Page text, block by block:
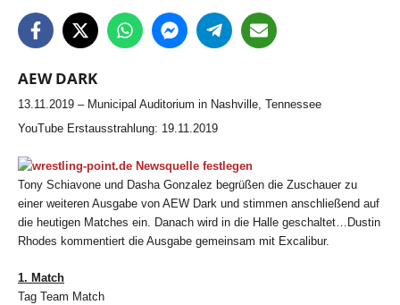
AEW DARK
13.11.2019 – Municipal Auditorium in Nashville, Tennessee
YouTube Erstausstrahlung: 19.11.2019
Tony Schiavone und Dasha Gonzalez begrüßen die Zuschauer zu
einer weiteren Ausgabe von AEW Dark und stimmen anschließend auf
die heutigen Matches ein. Danach wird in die Halle geschaltet…Dustin
Rhodes kommentiert die Ausgabe gemeinsam mit Excalibur.
1. Match
Tag Team Match